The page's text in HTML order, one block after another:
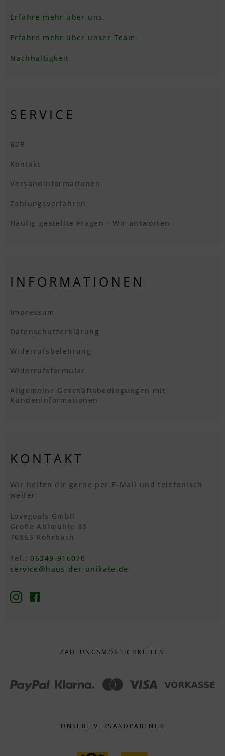
Erfahre mehr über uns.
Erfahre mehr über unser Team.
Nachhaltigkeit
SERVICE
B2B
Kontakt
Versandinformationen
Zahlungsverfahren
Häufig gestellte Fragen - Wir antworten
INFORMATIONEN
Impressum
Datenschutzerklärung
Widerrufsbelehrung
Widerrufsformular
Allgemeine Geschäftsbedingungen mit
Kundeninformationen
KONTAKT
Wir helfen dir gerne per E-Mail und telefonisch
weiter:
Lovegoals GmbH
Große Ahlmühle 33
76865 Rohrbach
Tel.:06349-916070
service@haus-der-unikate.de
ZAHLUNGS­MÖGLICHKEITEN
UNSERE VERSANDPARTNER